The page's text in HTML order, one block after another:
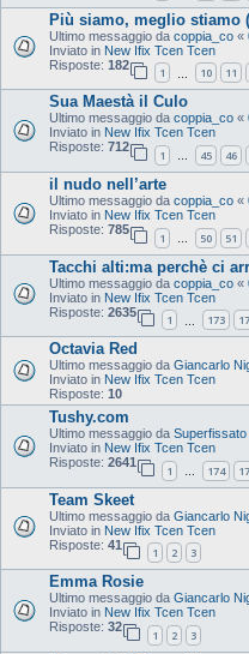
Più siamo, meglio stiamo
Ultimo messaggio da coppia_co «
Inviato in New Ifix Tcen Tcen
Risposte: 182
1 10 11
Sua Maestà il Culo
Ultimo messaggio da coppia_co «
Inviato in New Ifix Tcen Tcen
Risposte: 712
1 … 45 46
il nudo nell’arte
Ultimo messaggio da coppia_co «
Inviato in New Ifix Tcen Tcen
Risposte: 785
1 50 51
Tacchi alti:ma perchè ci
Ultimo messaggio da coppia_co «
Inviato in New Ifix Tcen Tcen
Risposte: 2635
1 173
Octavia Red
Ultimo messaggio da Giancarlo
Inviato in New Ifix Tcen Tcen
Risposte: 10
Tushy.com
Ultimo messaggio da Superfissato
Inviato in New Ifix Tcen Tcen
Risposte: 2641
1 … 174
Team Skeet
Ultimo messaggio da Giancarlo
Inviato in New Ifix Tcen Tcen
Risposte: 41
1 2 3
Emma Rosie
Ultimo messaggio da Giancarlo
Inviato in New Ifix Tcen Tcen
Risposte: 32
1 2 3